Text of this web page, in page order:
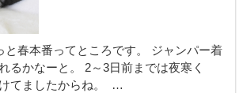
春本番ってところです。 ジャンパー着
るかなーと。 2～3日前までは夜寒く
てましたからね。 …